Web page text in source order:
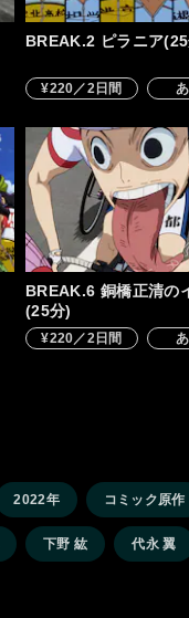
BREAK.2 ピラニア
¥220／2日間
BREAK.6 銅橋正清の
(25分)
¥220／2日間
2022年 コミック原作
下野 紘 代永 翼